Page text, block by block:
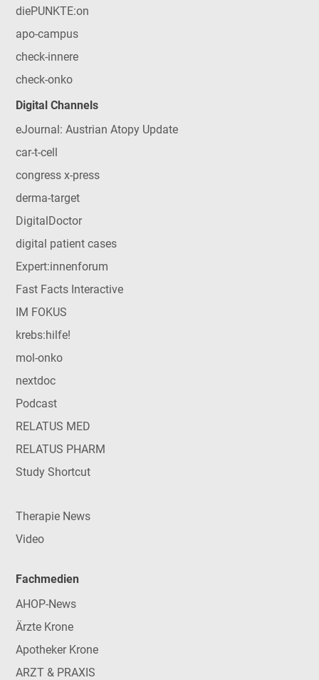
diePUNKTE:on
apo-campus
check-innere
check-onko
Digital Channels
eJournal: Austrian Atopy Update
car-t-cell
congress x-press
derma-target
DigitalDoctor
digital patient cases
Expert:innenforum
Fast Facts Interactive
IM FOKUS
krebs:hilfe!
mol-onko
nextdoc
Podcast
RELATUS MED
RELATUS PHARM
Study Shortcut
Therapie News
Video
Fachmedien
AHOP-News
Ärzte Krone
Apotheker Krone
ARZT & PRAXIS